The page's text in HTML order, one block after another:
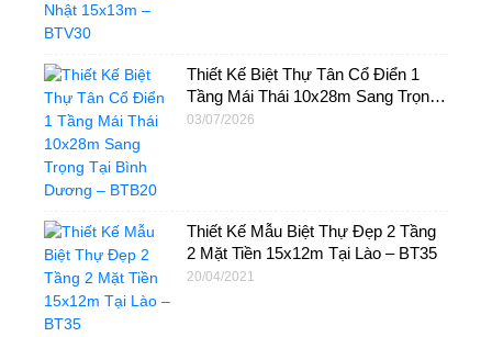
Thiết Kế Biệt Thự Tân Cổ Điển 1
Tầng Mái Thái 10x28m Sang Trọng
Tại Bình Dương – BTB20
03/07/2026
Thiết Kế Mẫu Biệt Thự Đẹp 2 Tầng
2 Mặt Tiền 15x12m Tại Lào – BT35
20/04/2021